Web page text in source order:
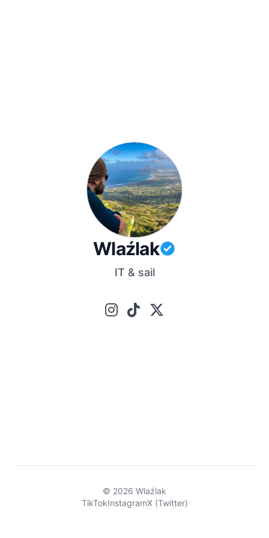
Wlaźlak
IT & sail
© 2026 Wlaźlak
TikTokInstagramX (Twitter)